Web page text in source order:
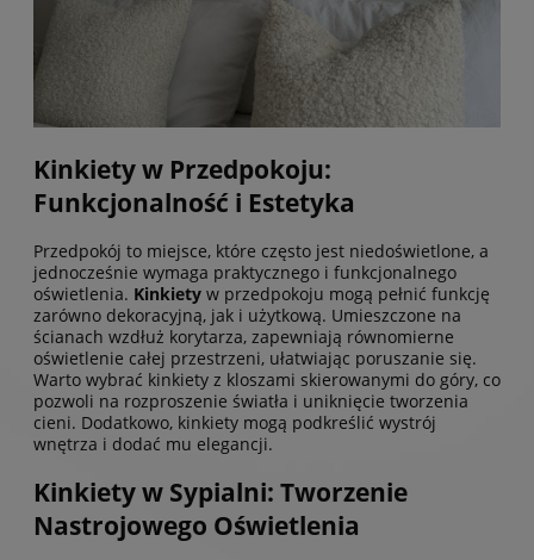
Kinkiety w Przedpokoju:
Funkcjonalność i Estetyka
Przedpokój to miejsce, które często jest niedoświetlone, a
jednocześnie wymaga praktycznego i funkcjonalnego
oświetlenia. Kinkiety w przedpokoju mogą pełnić funkcję
zarówno dekoracyjną, jak i użytkową. Umieszczone na
ścianach wzdłuż korytarza, zapewniają równomierne
oświetlenie całej przestrzeni, ułatwiając poruszanie się.
Warto wybrać kinkiety z kloszami skierowanymi do góry, co
pozwoli na rozproszenie światła i uniknięcie tworzenia
cieni. Dodatkowo, kinkiety mogą podkreślić wystrój
wnętrza i dodać mu elegancji.
Kinkiety w Sypialni: Tworzenie
Nastrojowego Oświetlenia